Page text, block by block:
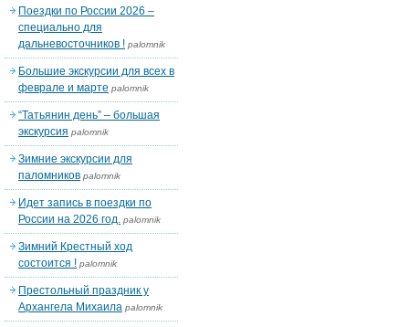
Поездки по России 2026 –
специально для
дальневосточников ! palomnik
Большие экскурсии для всех в
феврале и марте palomnik
“Татьянин день” – большая
экскурсия palomnik
Зимние экскурсии для
паломников palomnik
Идет запись в поездки по
России на 2026 год. palomnik
Зимний Крестный ход
состоится ! palomnik
Престольный праздник у
Архангела Михаила palomnik